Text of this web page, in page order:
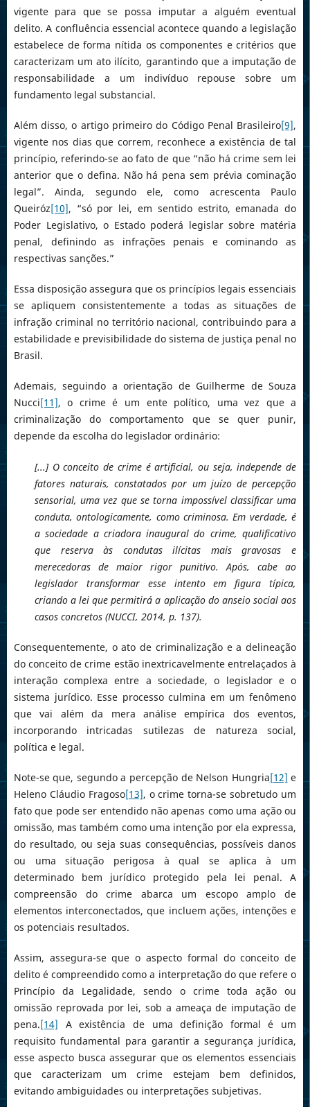
vigente para que se possa imputar a alguém eventual
delito. A confluência essencial acontece quando a legislação
estabelece de forma nítida os componentes e critérios que
caracterizam um ato ilícito, garantindo que a imputação de
responsabilidade a um indivíduo repouse sobre um
fundamento legal substancial.
Além disso, o artigo primeiro do Código Penal Brasileiro[9],
vigente nos dias que correm, reconhece a existência de tal
princípio, referindo-se ao fato de que “não há crime sem lei
anterior que o defina. Não há pena sem prévia cominação
legal”. Ainda, segundo ele, como acrescenta Paulo
Queiróz[10], “só por lei, em sentido estrito, emanada do
Poder Legislativo, o Estado poderá legislar sobre matéria
penal, definindo as infrações penais e cominando as
respectivas sanções.”
Essa disposição assegura que os princípios legais essenciais
se apliquem consistentemente a todas as situações de
infração criminal no território nacional, contribuindo para a
estabilidade e previsibilidade do sistema de justiça penal no
Brasil.
Ademais, seguindo a orientação de Guilherme de Souza
Nucci[11], o crime é um ente político, uma vez que a
criminalização do comportamento que se quer punir,
depende da escolha do legislador ordinário:
[...] O conceito de crime é artificial, ou seja, independe de
fatores naturais, constatados por um juízo de percepção
sensorial, uma vez que se torna impossível classificar uma
conduta, ontologicamente, como criminosa. Em verdade, é
a sociedade a criadora inaugural do crime, qualificativo
que reserva às condutas ilícitas mais gravosas e
merecedoras de maior rigor punitivo. Após, cabe ao
legislador transformar esse intento em figura típica,
criando a lei que permitirá a aplicação do anseio social aos
casos concretos (NUCCI, 2014, p. 137).
Consequentemente, o ato de criminalização e a delineação
do conceito de crime estão inextricavelmente entrelaçados à
interação complexa entre a sociedade, o legislador e o
sistema jurídico. Esse processo culmina em um fenômeno
que vai além da mera análise empírica dos eventos,
incorporando intricadas sutilezas de natureza social,
política e legal.
Note-se que, segundo a percepção de Nelson Hungria[12] e
Heleno Cláudio Fragoso[13], o crime torna-se sobretudo um
fato que pode ser entendido não apenas como uma ação ou
omissão, mas também como uma intenção por ela expressa,
do resultado, ou seja suas consequências, possíveis danos
ou uma situação perigosa à qual se aplica à um
determinado bem jurídico protegido pela lei penal. A
compreensão do crime abarca um escopo amplo de
elementos interconectados, que incluem ações, intenções e
os potenciais resultados.
Assim, assegura-se que o aspecto formal do conceito de
delito é compreendido como a interpretação do que refere o
Princípio da Legalidade, sendo o crime toda ação ou
omissão reprovada por lei, sob a ameaça de imputação de
pena.[14] A existência de uma definição formal é um
requisito fundamental para garantir a segurança jurídica,
esse aspecto busca assegurar que os elementos essenciais
que caracterizam um crime estejam bem definidos,
evitando ambiguidades ou interpretações subjetivas.